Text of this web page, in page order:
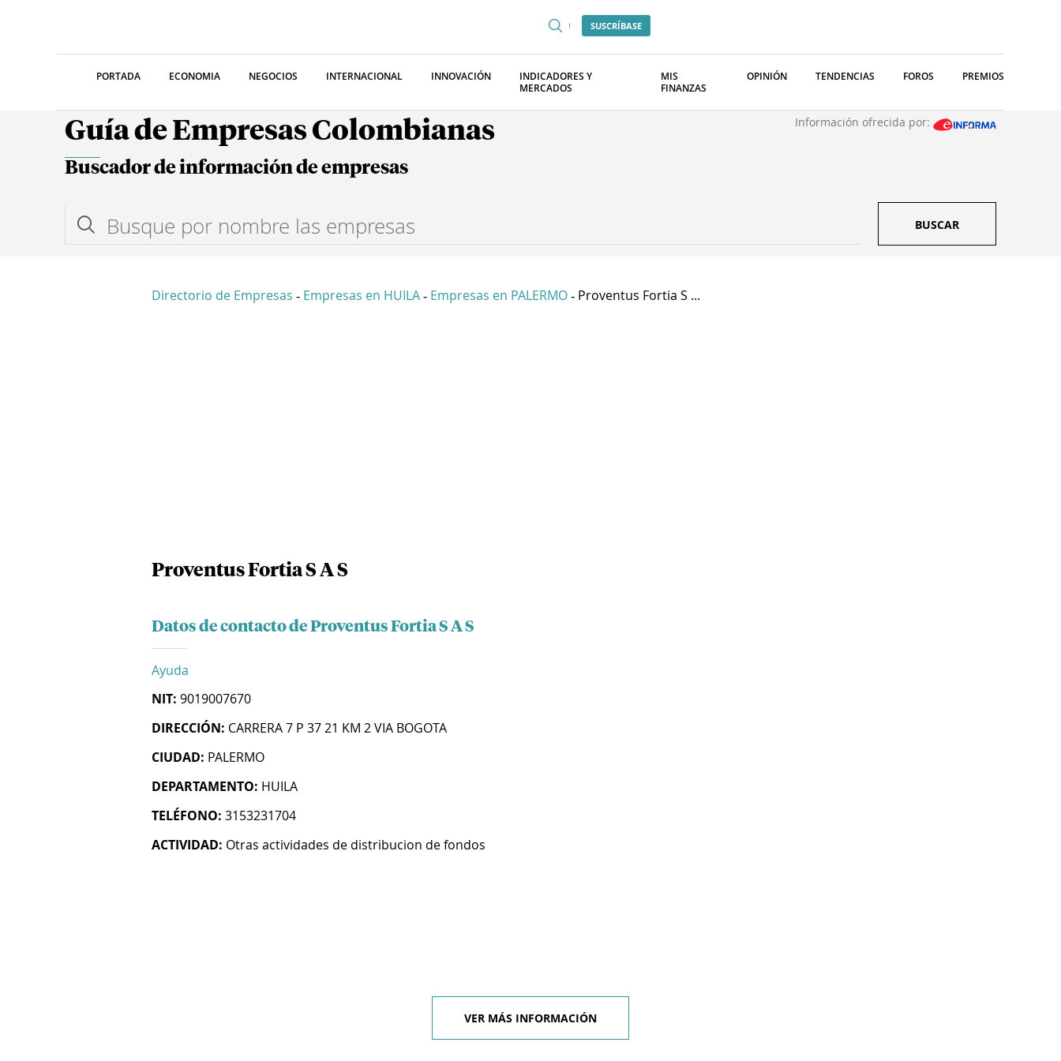
SUSCRÍBASE
PORTADA ECONOMIA NEGOCIOS INTERNACIONAL INNOVACIÓN
INDICADORES Y
MERCADOS
MIS
FINANZAS
OPINIÓN TENDENCIAS FOROS PREMIOS
Guía de Empresas Colombianas Información ofrecida por:
Buscador de información de empresas
BUSCAR
Directorio de Empresas - Empresas en HUILA - Empresas en PALERMO - Proventus Fortia S ...
Proventus Fortia S A S
Datos de contacto de Proventus Fortia S A S
Ayuda
NIT: 9019007670
DIRECCIÓN: CARRERA 7 P 37 21 KM 2 VIA BOGOTA
CIUDAD: PALERMO
DEPARTAMENTO: HUILA
TELÉFONO: 3153231704
ACTIVIDAD: Otras actividades de distribucion de fondos
VER MÁS INFORMACIÓN